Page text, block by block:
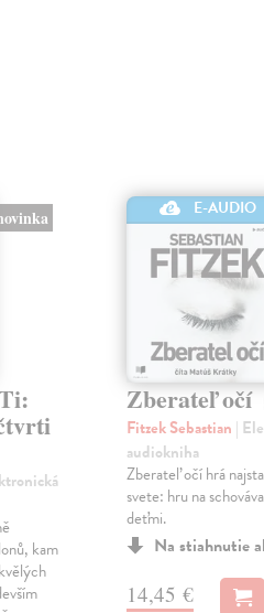
kam
E-AUDIO
Zberateľ očí
Fitzek Sebastian |
audiokniha
Zberateľ očí hrá
svete: hru na
deťmi.
Na stiahnutie
14,45 €